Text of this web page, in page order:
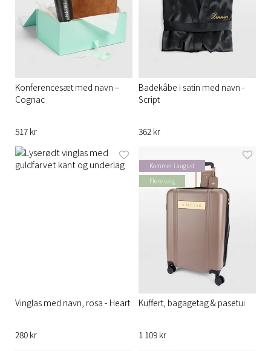
Konferencesæt med navn –
Cognac
517 kr
Badekåbe i satin med navn -
Script
362 kr
Vinglas med navn, rosa - Heart
280 kr
Kommer i august
Flere valg
Kuffert, bagagetag & pasetui
1 109 kr